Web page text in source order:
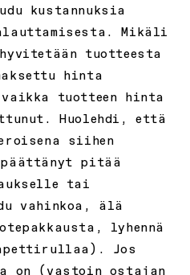
kustannuksia
Mikäli
tuotteesta
hinta
vaikka tuotteen hinta
Huolehdi, että
siihen
päättänyt pitää
tai
vahinkoa, älä
lyhennä
Jos
on (vastoin ostajan